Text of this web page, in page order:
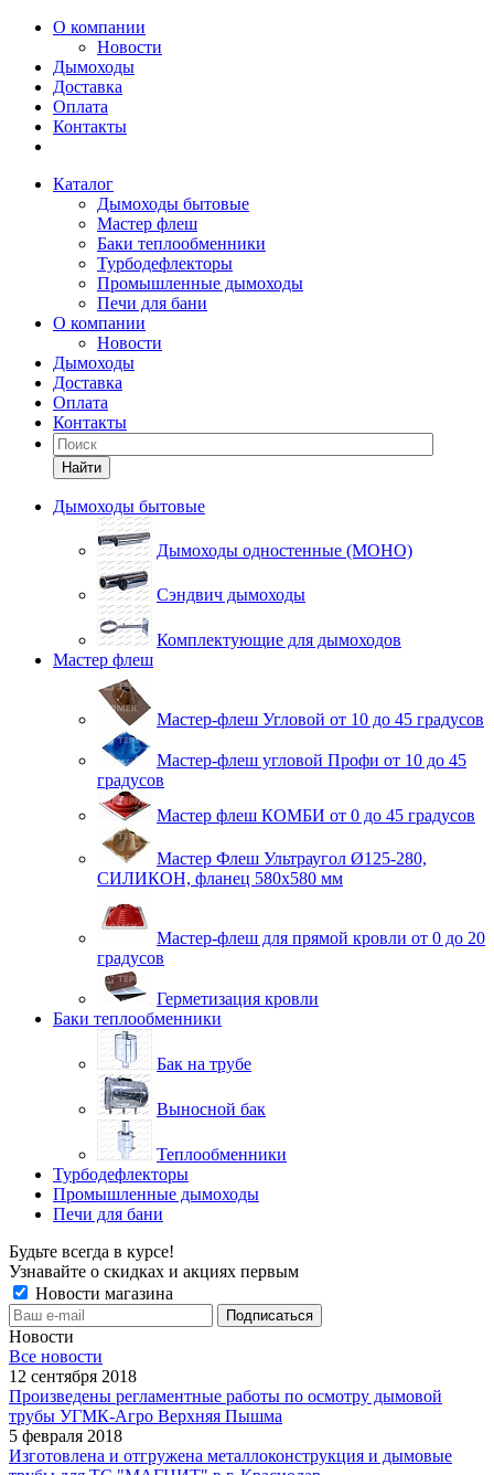
О компании
Новости
Дымоходы
Доставка
Оплата
Контакты
Каталог
Дымоходы бытовые
Мастер флеш
Баки теплообменники
Турбодефлекторы
Промышленные дымоходы
Печи для бани
О компании
Новости
Дымоходы
Доставка
Оплата
Контакты
Найти
Дымоходы бытовые
Дымоходы одностенные (МОНО)
Сэндвич дымоходы
Комплектующие для дымоходов
Мастер флеш
Мастер-флеш Угловой от 10 до 45 градусов
Мастер-флеш угловой Профи от 10 до 45
градусов
Мастер флеш КОМБИ от 0 до 45 градусов
Мастер Флеш Ультраугол Ø125-280,
СИЛИКОН, фланец 580х580 мм
Мастер-флеш для прямой кровли от 0 до 20
градусов
Герметизация кровли
Баки теплообменники
Бак на трубе
Выносной бак
Теплообменники
Турбодефлекторы
Промышленные дымоходы
Печи для бани
Будьте всегда в курсе!
Узнавайте о скидках и акциях первым
Новости магазина
Новости
Все новости
12 сентября 2018
Произведены регламентные работы по осмотру дымовой
трубы УГМК-Агро Верхняя Пышма
5 февраля 2018
Изготовлена и отгружена металлоконструкция и дымовые